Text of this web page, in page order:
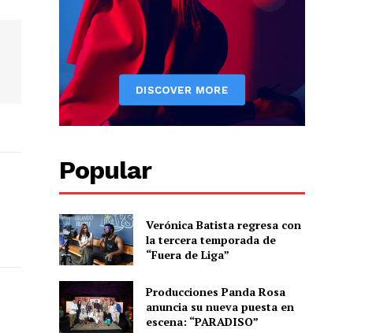
Popular
Verónica Batista regresa con
la tercera temporada de
“Fuera de Liga”
Producciones Panda Rosa
anuncia su nueva puesta en
escena: “PARADISO”